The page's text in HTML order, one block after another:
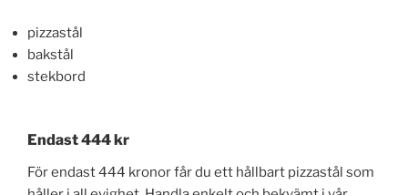
pizzastål
bakstål
stekbord
Endast 444 kr
För endast 444 kronor får du ett hållbart pizzastål som